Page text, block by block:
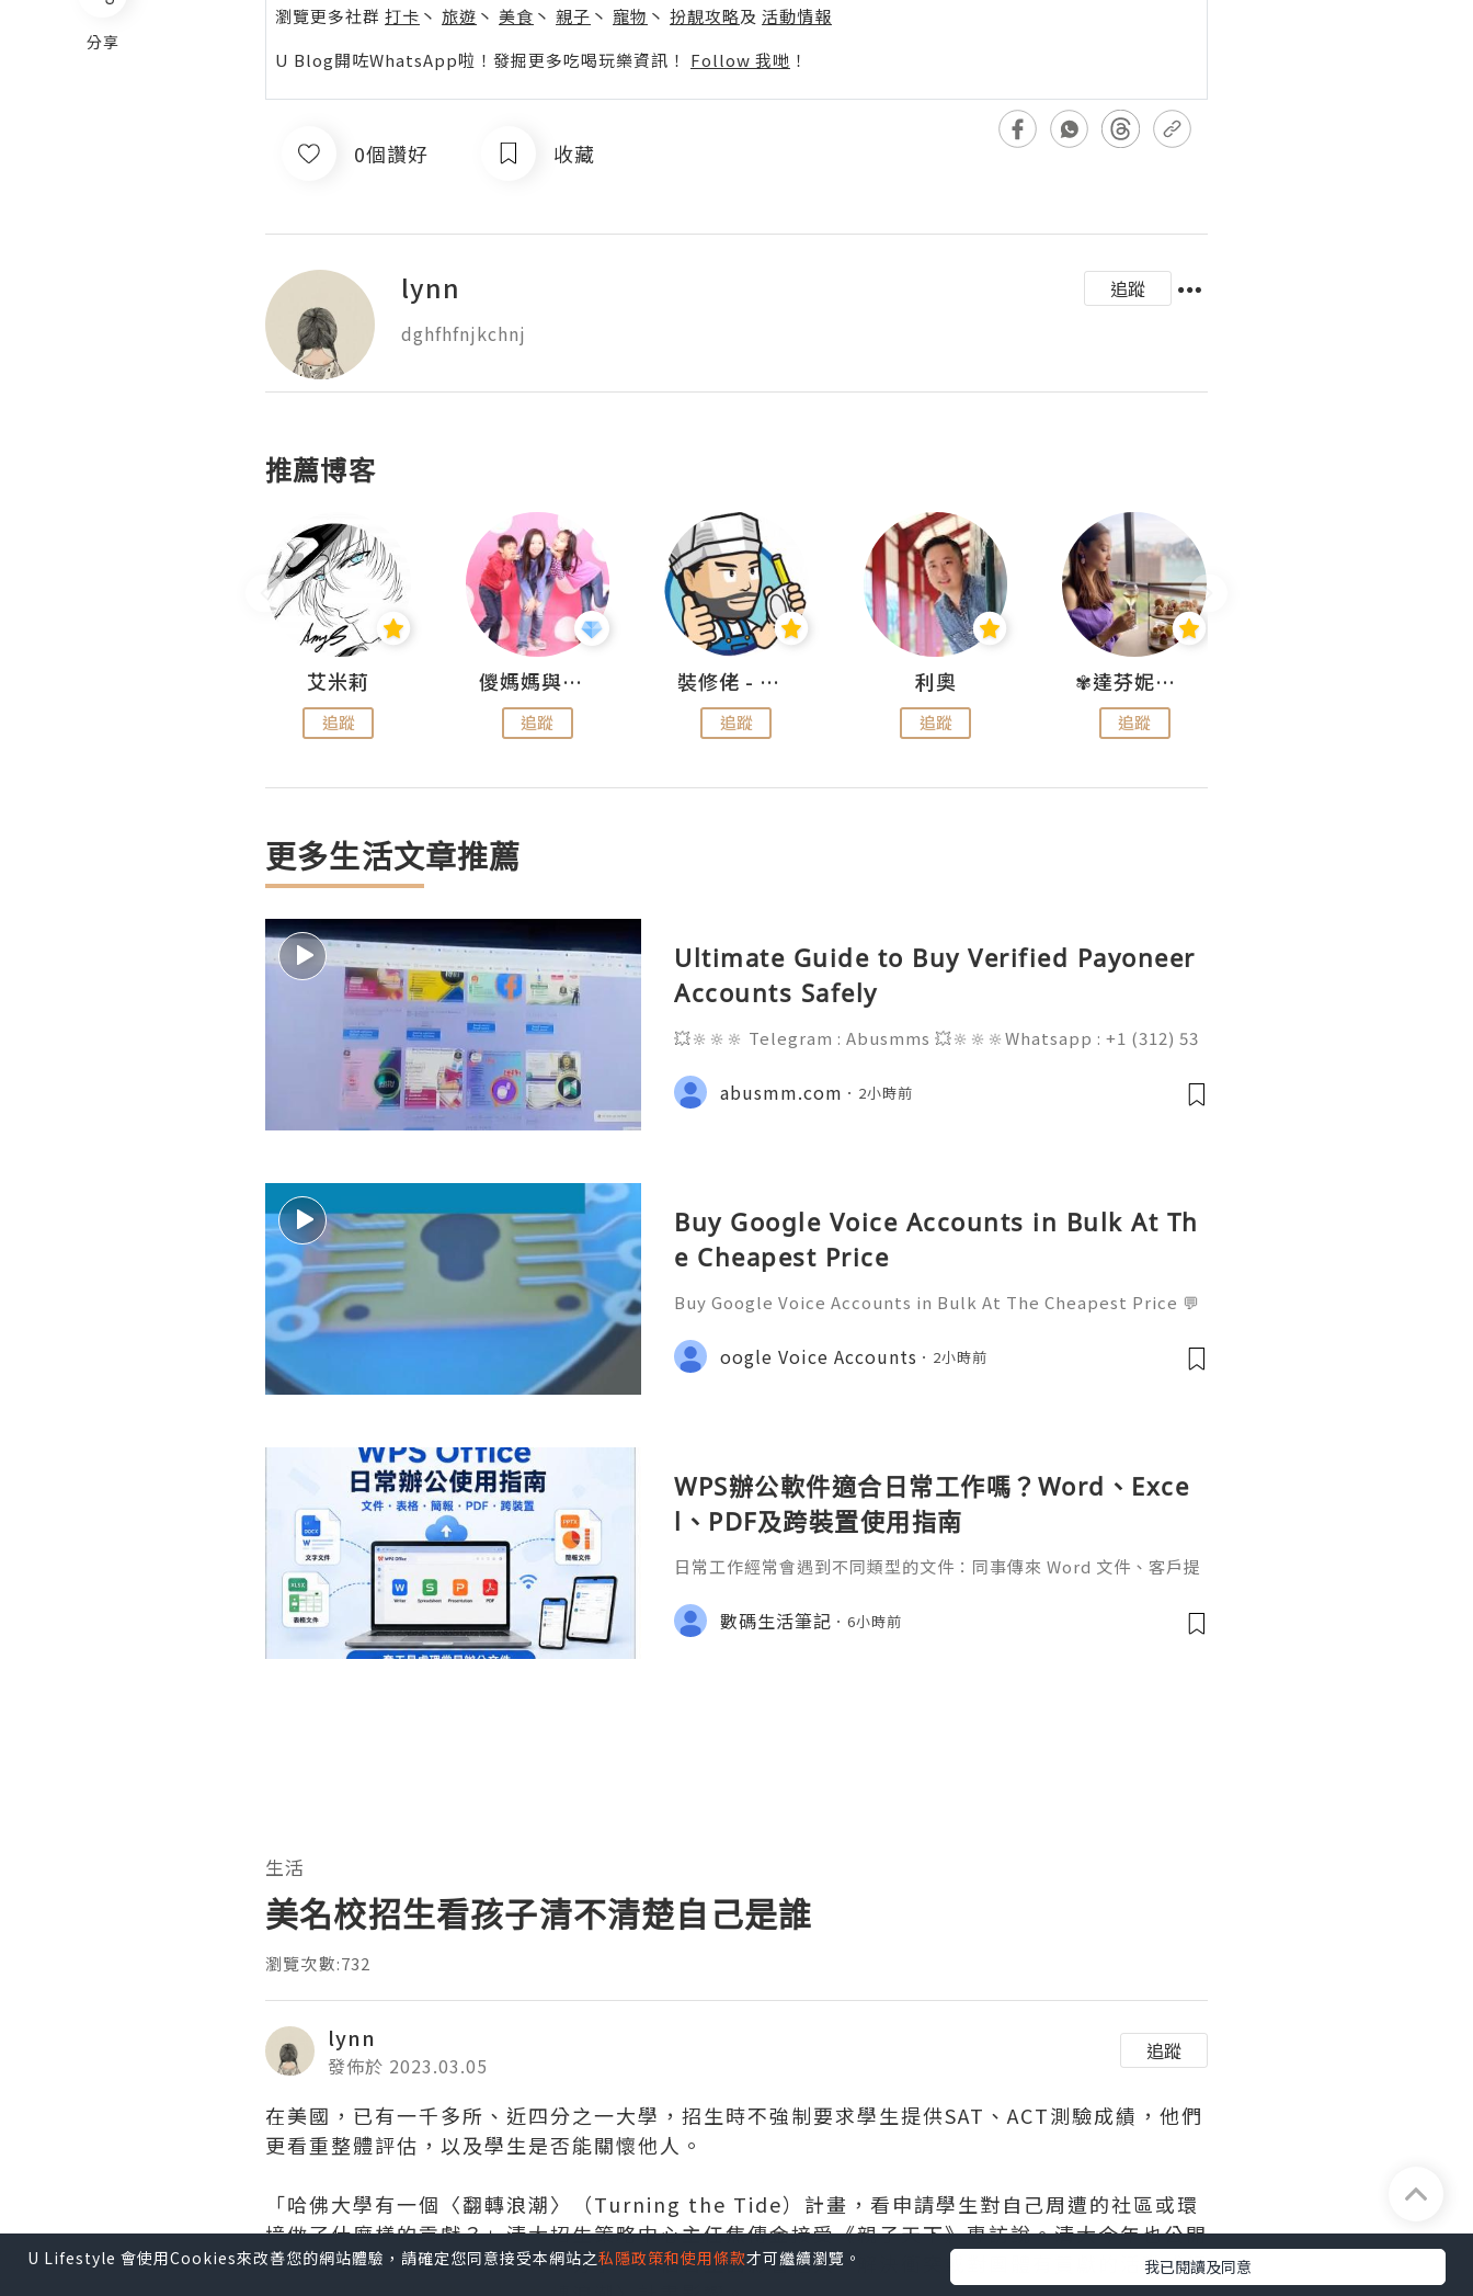
分享
瀏覽更多社群 打卡 丶 旅遊 丶 美食 丶 親子 丶 寵物 丶 扮靚攻略及 活動情報
U Blog開咗WhatsApp啦！發掘更多吃喝玩樂資訊！ Follow 我哋 ！
0個讚好 收藏
lynn
追蹤
dghfhfnjkchnj
推薦博客
艾米莉
追蹤
儍媽媽與兩隻小魔怪之家
追蹤
裝修佬 - 香港一站式網上裝修平台
追蹤
利奧
追蹤
✾達芬妮•愛孩子•愛生活✾
追蹤
更多生活文章推薦
Ultimate Guide to Buy Verified Payoneer
Accounts Safely
💥🔆🔆🔆 Telegram : Abusmms 💥🔆🔆🔆Whatsapp : +1 (312) 53
ebook Page : Abusmm 💥🔆🔆🔆 Signal : +1 (682) 474-9468
abusmm.com 2小時前
Buy Google Voice Accounts in Bulk At Th
e Cheapest Price
Buy Google Voice Accounts in Bulk At The Cheapest Price 💬
gmail.com 💎 WhatsApp: +1(772)563-8300 🚀 Telegram: @usa
marketit 🎮 discord: usamarketit ✅
oogle Voice Accounts 2小時前
WPS辦公軟件適合日常工作嗎？Word、Exce
l、PDF及跨裝置使用指南
日常工作經常會遇到不同類型的文件：同事傳來 Word 文件、客戶提
PDF。 如果每種文件都要使用不同程式，處理起來比較零散。因此不
少人會接觸 WPS Offic
數碼生活筆記 6小時前
生活
美名校招生看孩子清不清楚自己是誰
瀏覽次數:732
lynn
發佈於 2023.03.05
追蹤
在美國，已有一千多所、近四分之一大學，招生時不強制要求學生提供SAT、ACT測驗成績，他們
更看重整體評估，以及學生是否能關懷他人。
「哈佛大學有一個〈翻轉浪潮〉（Turning the Tide）計畫，看申請學生對自己周遭的社區或環
境做了什麼樣的貢獻？」清大招生策略中心主任焦傳金接受《親子天下》專訪說。清大今年也公開
表示，希望學生在引導式自傳中分享「一個曾正面影響他人、解決衝突或對團體有貢獻的活動或經
U Lifestyle 會使用Cookies來改善您的網站體驗，請確定您同意接受本網站之私隱政策和使用條款才可繼續瀏覽。 我已閱讀及同意